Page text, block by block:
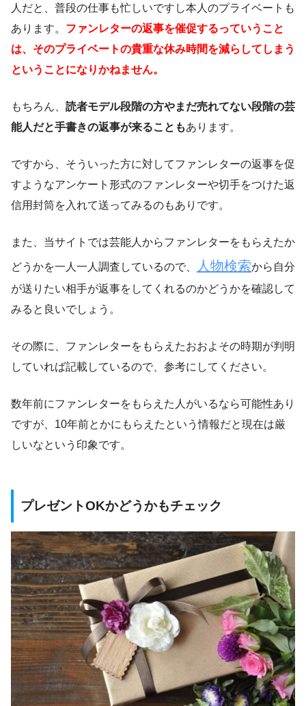
人だと、普段の仕事も忙しいですし本人のプライベートも
あります。 ファンレターの返事を催促するっていうこと
は、そのプライベートの貴重な休み時間を減らしてしまう
ということになりかねません。
もちろん、 読者モデル段階の方やまだ売れてない段階の芸
能人だと手書きの返事が来ることもあります。
ですから、そういった方に対してファンレターの返事を促
すようなアンケート形式のファンレターや切手をつけた返
信用封筒を入れて送ってみるのもありです。
また、当サイトでは芸能人からファンレターをもらえたか
どうかを一人一人調査しているので、 人物検索から自分
が送りたい相手が返事をしてくれるのかどうかを確認して
みると良いでしょう。
その際に、ファンレターをもらえたおおよその時期が判明
していれば記載しているので、参考にしてください。
数年前にファンレターをもらえた人がいるなら可能性あり
ですが、10年前とかにもらえたという情報だと現在は厳
しいなという印象です。
プレゼントOKかどうかもチェック